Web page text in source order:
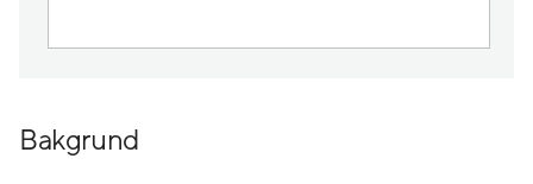
Bakgrund